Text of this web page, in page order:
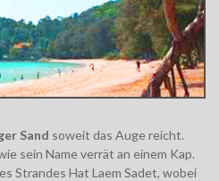
Sand soweit das Auge reicht.
sein Name verrät an einem Kap.
Strandes Hat Laem Sadet, wobei